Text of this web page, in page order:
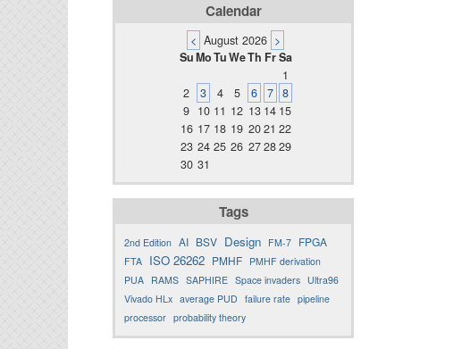
Calendar
< August 2026 >
SuMoTuWeTh FrSa
1
2
3 4 5 6 7 8
9 10 11 12 13 14 15
16 17 18 19 2021 22
23 24 25 26 272829
30 31
Tags
2nd Edition AI BSV Design FM-7 FPGA
FTA ISO 26262 PMHF PMHF derivation
PUA RAMS SAPHIRE Space invaders Ultra96
Vivado HLx average PUD failure rate pipeline
processor probability theory